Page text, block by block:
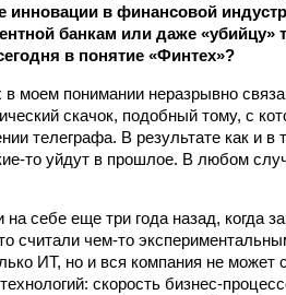
в финансовой
банкам или даже «убийцу»
в понятие «Финтех»?
в моем понимании неразрывно
скачок, подобный тому, с
телеграфа. В результате как и в
то уйдут в прошлое. В любом
себе еще три года назад, когда
считали чем-то
ИТ, но и вся компания не может
скорость бизнес-